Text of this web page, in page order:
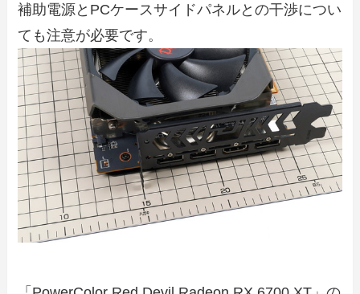
補助電源とPCケースサイドパネルとの干渉につい
ても注意が必要です。